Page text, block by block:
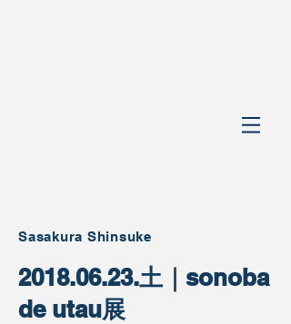
Sasakura Shinsuke
2018.06.23.土｜sonoba
de utau展